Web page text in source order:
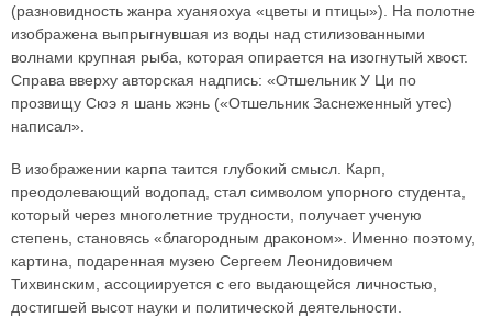
(разновидность жанра хуаняохуа «цветы и птицы»). На полотне
изображена выпрыгнувшая из воды над стилизованными
волнами крупная рыба, которая опирается на изогнутый хвост.
Справа вверху авторская надпись: «Отшельник У Ци по
прозвищу Сюэ я шань жэнь («Отшельник Заснеженный утес)
написал».
В изображении карпа таится глубокий смысл. Карп,
преодолевающий водопад, стал символом упорного студента,
который через многолетние трудности, получает ученую
степень, становясь «благородным драконом». Именно поэтому,
картина, подаренная музею Сергеем Леонидовичем
Тихвинским, ассоциируется с его выдающейся личностью,
достигшей высот науки и политической деятельности.